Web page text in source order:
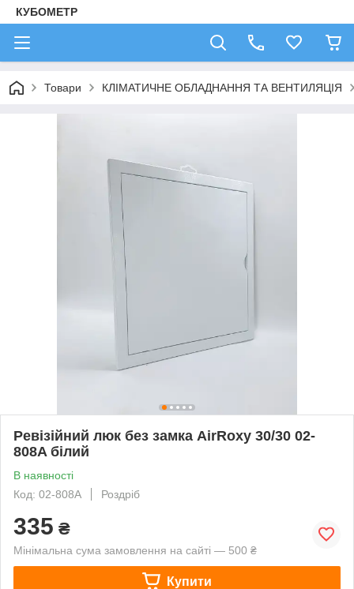
КУБОМЕТР
Товари КЛІМАТИЧНЕ ОБЛАДНАННЯ ТА ВЕНТИЛЯЦІЯ
Ревізійний люк без замка АirRoxy 30/30 02-
808A білий
В наявності
Код: 02-808A
Роздріб
335 ₴
Мінімальна сума замовлення на сайті — 500 ₴
Купити